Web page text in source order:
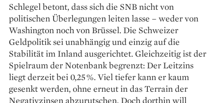
Schlegel betont, dass sich die SNB nicht von
politischen Überlegungen leiten lasse – weder von
Washington noch von Brüssel. Die Schweizer
Geldpolitik sei unabhängig und einzig auf die
Stabilität im Inland ausgerichtet. Gleichzeitig ist der
Spielraum der Notenbank begrenzt: Der Leitzins
liegt derzeit bei 0,25 %. Viel tiefer kann er kaum
gesenkt werden, ohne erneut in das Terrain der
Negativzinsen abzurutschen. Doch dorthin will